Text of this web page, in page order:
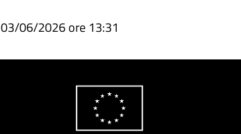
03/06/2026 ore 13:31